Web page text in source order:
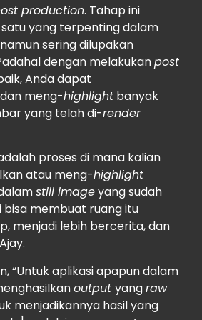
production. Tahap ini
yang terpenting dalam
namun sering dilupakan
dengan melakukanpost
Anda dapat
meng-highlight banyak
yang telah di-render
proses di mana kalian
atau meng-highlight
still imageyang sudah
bisa membuat ruang itu
menjadi lebih bercerita, dan
“Untuk aplikasi apapun dalam
output yangraw
menjadikannya hasil yang